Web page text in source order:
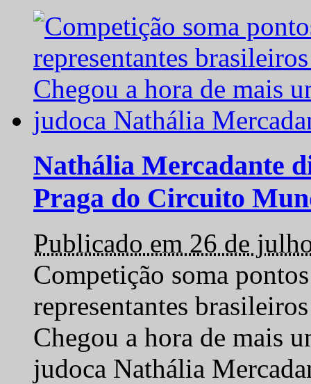
Nathália Mercadante
Praga do Circuito
Publicado em 26 de
Competição soma
representantes
Chegou a hora de mais
judoca Nathália